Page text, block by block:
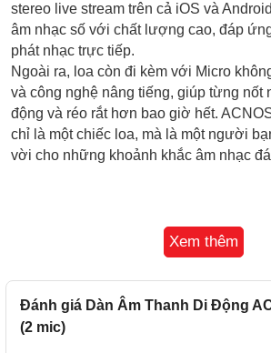
stereo live stream trên cả iOS và
âm nhạc số với chất lượng cao, đáp
phát nhạc trực tiếp.
Ngoài ra, loa còn đi kèm với Micro
và công nghệ nâng tiếng, giúp từng nốt
động và réo rắt hơn bao giờ hết.
chỉ là một chiếc loa, mà là một người
vời cho những khoảnh khắc âm nhạc
Xem thêm
Đánh giá Dàn Âm Thanh Di Động
(2 mic)